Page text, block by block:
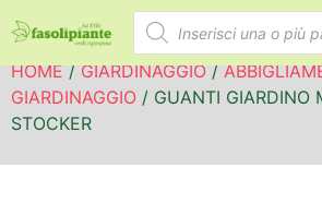
HOME/GIARDINAGGIO/
GIARDINAGGIO / GUANTI GIARDINO
STOCKER